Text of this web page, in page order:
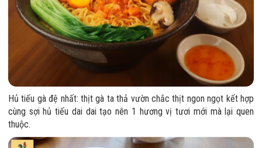
Hủ tiếu gà đệ nhất: thịt gà ta thả vườn chắc thịt ngon ngọt kết hợp
cùng sợi hủ tiếu dai dai tạo nên 1 hương vị tươi mới mà lại quen
thuộc.